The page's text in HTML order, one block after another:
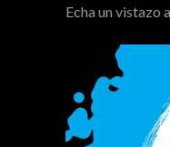
Echa un vistazo